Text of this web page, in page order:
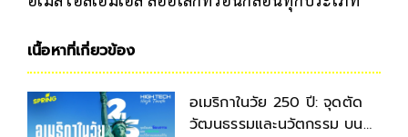
เนื้อหาที่เกี่ยวข้อง
อเมริกาในวัย 250 ปี: จุดตัด
วัฒนธรรมและนวัตกรรม บน